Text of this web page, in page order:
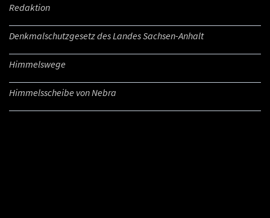
Redaktion
Denkmalschutzgesetz des Landes Sachsen-Anhalt
Himmelswege
Himmelsscheibe von Nebra